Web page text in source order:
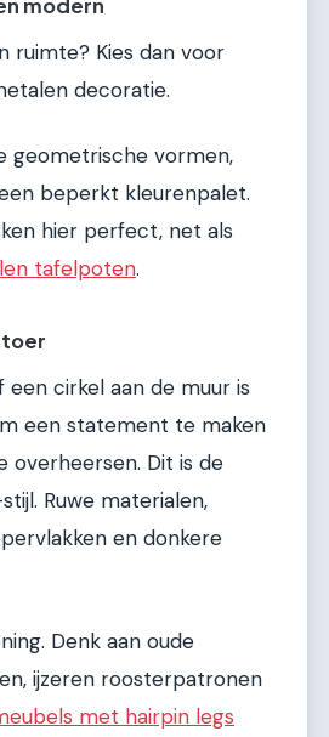
modern
ruimte? Kies dan voor
decoratie.
geometrische vormen,
beperkt kleurenpalet.
hier perfect, net als
tafelpoten.
een cirkel aan de muur is
een statement te maken
overheersen. Dit is de
Ruwe materialen,
en donkere
Denk aan oude
ijzeren roosterpatronen
met hairpin legs